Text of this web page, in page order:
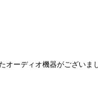
ーディオ機器がございま